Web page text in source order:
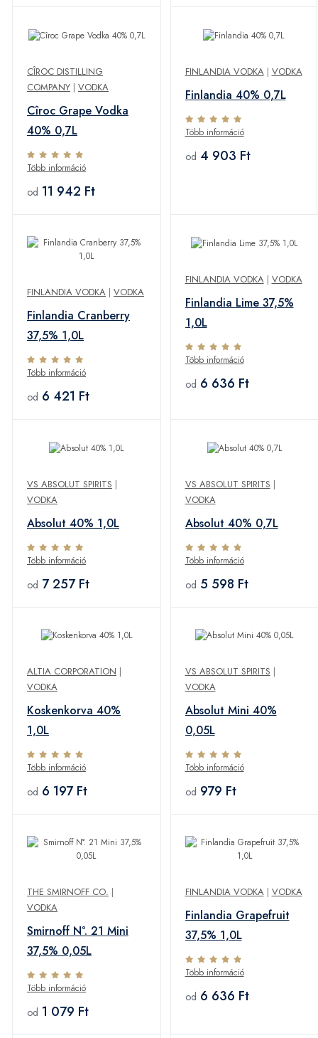
CÎROC DISTILLING
COMPANY | VODKA
Cîroc Grape Vodka
40% 0,7L
Több információ
od 11 942 Ft
FINLANDIA VODKA| VODKA
Finlandia 40% 0,7L
Több információ
od 4 903 Ft
FINLANDIA VODKA | VODKA
Finlandia Cranberry
37,5% 1,0L
Több információ
od 6 421 Ft
FINLANDIA VODKA| VODKA
Finlandia Lime 37,5%
1,0L
Több információ
od 6 636 Ft
VS ABSOLUT SPIRITS |
VODKA
Absolut 40% 1,0L
Több információ
od 7 257 Ft
VS ABSOLUT SPIRITS |
VODKA
Absolut 40% 0,7L
Több információ
od 5 598 Ft
ALTIA CORPORATION |
VODKA
Koskenkorva 40%
1,0L
Több információ
od 6 197 Ft
VS ABSOLUT SPIRITS |
VODKA
Absolut Mini 40%
0,05L
Több információ
od 979 Ft
THE SMIRNOFF CO. |
VODKA
Smirnoff N°. 21 Mini
37,5% 0,05L
Több információ
od 1 079 Ft
FINLANDIA VODKA| VODKA
Finlandia Grapefruit
37,5% 1,0L
Több információ
od 6 636 Ft